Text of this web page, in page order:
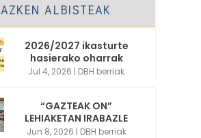
AZKEN ALBISTEAK
2026/2027 ikasturte
hasierako oharrak
Jul 4, 2026 | DBH berriak
“GAZTEAK ON”
LEHIAKETAN IRABAZLE
Jun 8, 2026 | DBH berriak